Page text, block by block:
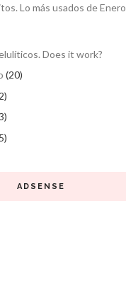
Lo más usados de Enero
Does it work?
(20)
ADSENSE